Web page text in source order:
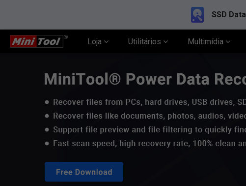
SSD
Loja Utilitários Multimídia